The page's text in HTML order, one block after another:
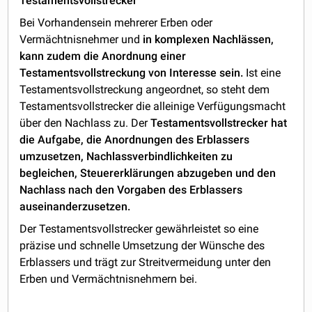
Bei Vorhandensein mehrerer Erben oder
Vermächtnisnehmer und in komplexen Nachlässen,
kann zudem die Anordnung einer
Testamentsvollstreckung von Interesse sein. Ist eine
Testamentsvollstreckung angeordnet, so steht dem
Testamentsvollstrecker die alleinige Verfügungsmacht
über den Nachlass zu. DerTestamentsvollstrecker hat
die Aufgabe, die Anordnungen des Erblassers
umzusetzen, Nachlassverbindlichkeiten zu
begleichen, Steuererklärungen abzugeben und den
Nachlass nach den Vorgaben des Erblassers
auseinanderzusetzen.
Der Testamentsvollstrecker gewährleistet so eine
präzise und schnelle Umsetzung der Wünsche des
Erblassers und trägt zur Streitvermeidung unter den
Erben und Vermächtnisnehmern bei.